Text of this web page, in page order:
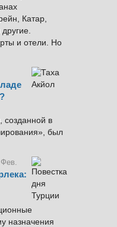
Катар,
и отели. Но
созданной в
был
Фев.
назначения